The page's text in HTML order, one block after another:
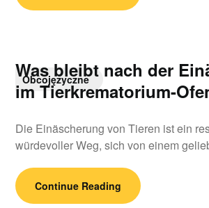
Obcojęzyczne
Was bleibt nach der
im Tierkrematorium-
Die Einäscherung von Tieren ist ein
würdevoller Weg, sich von einem
Continue Reading